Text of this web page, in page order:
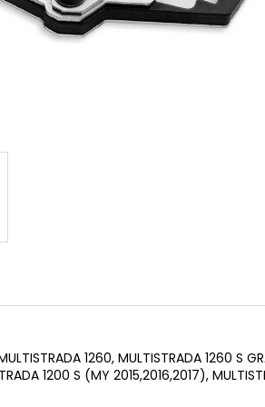
1260, MULTISTRADA 1260 S
1200 S (MY 2015,2016,2017),
1 044 Kč